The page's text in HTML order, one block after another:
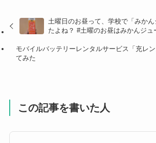
土曜日のお昼って、学校で「みか
たよね？ #土曜のお昼はみかんジュ
モバイルバッテリーレンタルサービス「充レ
てみた
この記事を書いた人